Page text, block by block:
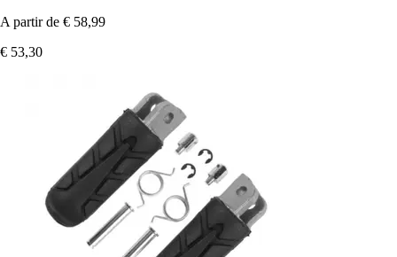
A partir de € 58,99
€ 53,30